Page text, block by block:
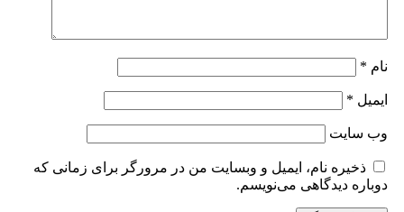
نام *
ایمیل *
وب‌ سایت
ذخیره نام، ایمیل و وبسایت من در مرورگر برای زمانی که
دوباره دیدگاهی می‌نویسم.